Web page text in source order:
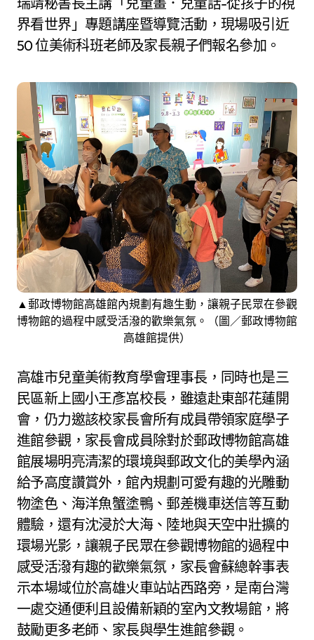
界看世界」專題講座暨導覽活動，現場吸引近
50 位美術科班老師及家長親子們報名參加。
▲郵政博物館高雄館內規劃有趣生動，讓親子民眾在參觀
博物館的過程中感受活潑的歡樂氣氛。（圖／郵政博物館
高雄館提供）
高雄市兒童美術教育學會理事長，同時也是三
民區新上國小王彥嵓校長，雖遠赴東部花蓮開
會，仍力邀該校家長會所有成員帶領家庭學子
進館參觀，家長會成員除對於郵政博物館高雄
館展場明亮清潔的環境與郵政文化的美學內涵
給予高度讚賞外，館內規劃可愛有趣的光雕動
物塗色、海洋魚蟹塗鴨、郵差機車送信等互動
體驗，還有沈浸於大海、陸地與天空中壯擴的
環場光影，讓親子民眾在參觀博物館的過程中
感受活潑有趣的歡樂氣氛，家長會蘇總幹事表
示本場域位於高雄火車站站西路旁，是南台灣
一處交通便利且設備新穎的室內文教場館，將
鼓勵更多老師、家長與學生進館參觀。